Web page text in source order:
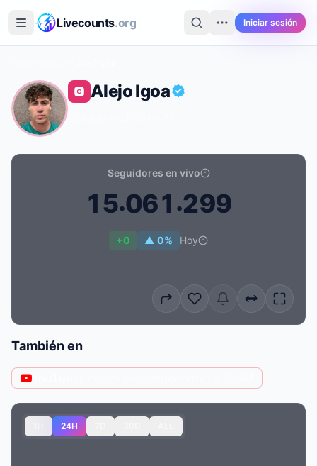
Livecounts.org Iniciar sesión
Alejo Igoa
Seguidores en vivo
1 5.061.299
+0 ▲ 0% Hoy
También en
24H